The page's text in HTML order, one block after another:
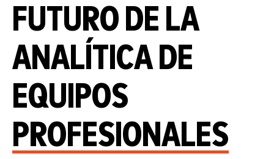
FUTURO DE LA
ANALÍTICA DE
EQUIPOS
PROFESIONALES